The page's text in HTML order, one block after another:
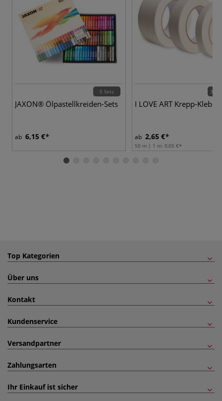
5 Sets
JAXON® Ölpastellkreiden-Sets
ab 6,15 €
3
I LOVE ART Krepp-
ab 2,65 €
50 m | 1 m: 0,05 €
Top Kategorien
Über uns
Kontakt
Kundenservice
Versandpartner
Zahlungsarten
Ihr Einkauf ist sicher